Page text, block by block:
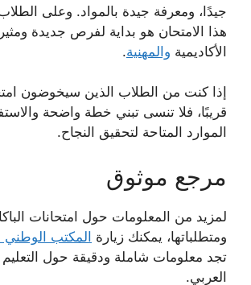
جيدًا، ومعرفة جيدة بالمواد. وعلى
هذا الامتحان هو بداية لفرص جديدة
الأكاديمية والمهنية.
إذا كنت من الطلاب الذين سيخوضون
قريبًا، فلا تنسى تبني خطة واضحة
الموارد المتاحة لتحقيق النجاح.
مرجع موثوق
لمزيد من المعلومات حول امتحانات
ومتطلباتها، يمكنك زيارة المكتب الوطني
تجد معلومات شاملة ودقيقة حول التعليم
العربي.